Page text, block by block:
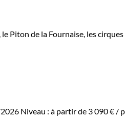
Piton de la Fournaise, les
Niveau : à partir de 3 090 € /